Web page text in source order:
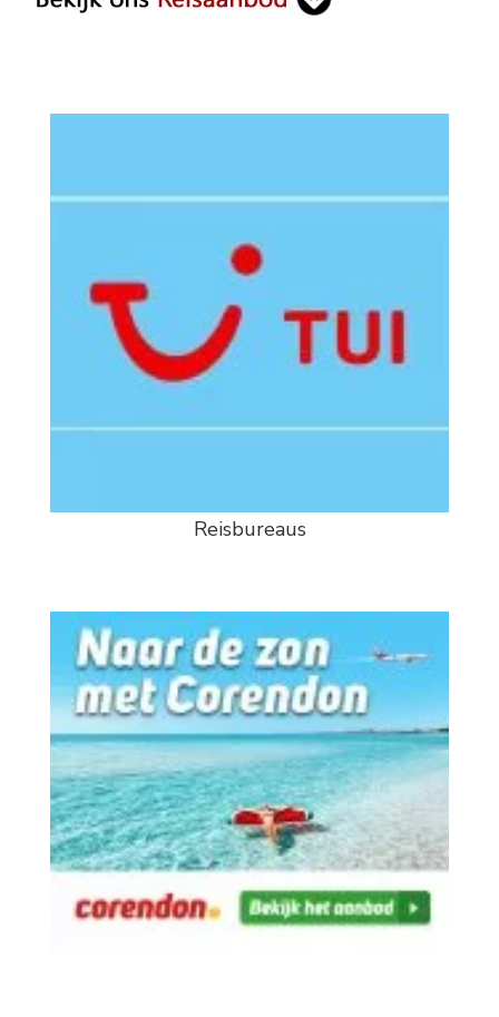
Reisbureaus